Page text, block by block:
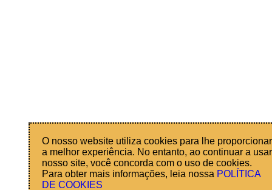
O nosso website utiliza cookies para lhe proporcionar
a melhor experiência. No entanto, ao continuar a usar
nosso site, você concorda com o uso de cookies.
Para obter mais informações, leia nossa POLÍTICA
DE COOKIES